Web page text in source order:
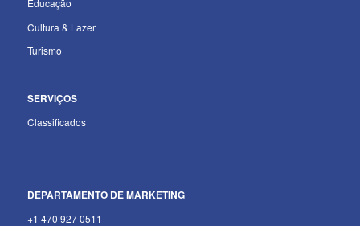
Educação
Cultura & Lazer
Turismo
SERVIÇOS
Classificados
DEPARTAMENTO DE MARKETING
+1 470 927 0511